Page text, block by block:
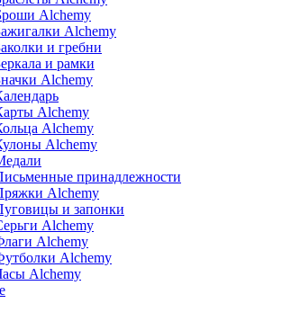
Alchemy
Alchemy
и гребни
и рамки
Alchemy
Alchemy
Alchemy
Alchemy
принадлежности
Alchemy
и запонки
Alchemy
Alchemy
Alchemy
Alchemy